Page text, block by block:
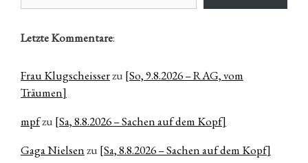
Letzte Kommentare:
Frau Klugscheisserzu [So, 9.8.2026 – RAG, vom
Träumen]
mpfzu [Sa, 8.8.2026 – Sachen auf dem Kopf]
Gaga Nielsenzu [Sa, 8.8.2026 – Sachen auf dem Kopf]